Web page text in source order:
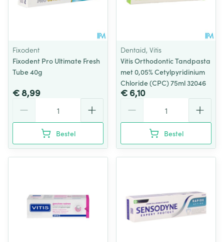
Fixodent
Fixodent Pro Ultimate Fresh
Tube 40g
€ 8,99
Bestel
Dentaid, Vitis
Vitis Orthodontic Tandpasta
met 0,05% Cetylpyridinium
Chloride (CPC) 75ml 32046
€ 6,10
Bestel